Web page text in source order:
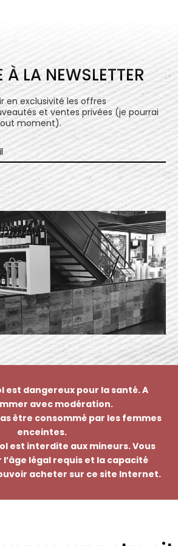
À LA NEWSLETTER
en exclusivité les offres
et ventes privées (je pourrai
moment).
est dangereux pour la santé. A
avec modération.
être consommé par les femmes
enceintes.
est interdite aux mineurs. Vous
légal requis et la capacité
acheter sur ce site Internet.